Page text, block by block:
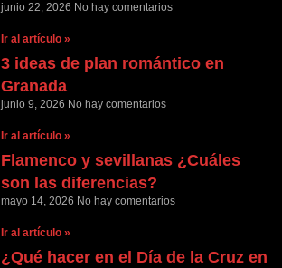
junio 22, 2026 No hay comentarios
Ir al artículo »
3 ideas de plan romántico en
Granada
junio 9, 2026 No hay comentarios
Ir al artículo »
Flamenco y sevillanas ¿Cuáles
son las diferencias?
mayo 14, 2026 No hay comentarios
Ir al artículo »
¿Qué hacer en el Día de la Cruz en